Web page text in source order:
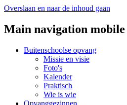
Overslaan en naar de inhoud gaan
Main navigation mobile
Buitenschoolse opvang
Missie en visie
Foto's
Kalender
Praktisch
Wie is wie
Opvanggezinnen